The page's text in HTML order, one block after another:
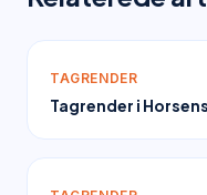
TAGRENDER
Tagrender i